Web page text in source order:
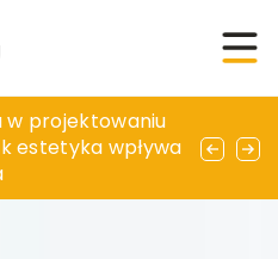
betonowy
i wytyczne
w projektowaniu
estetyka wpływa
wybór
sypialni?